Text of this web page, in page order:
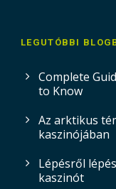
LEGUTÓBBI
Complete
to Know
Az arktikus
kaszinójában
Lépésről
kaszinót